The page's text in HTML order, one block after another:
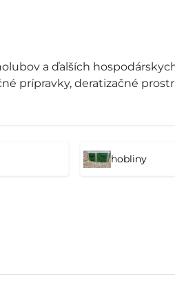
a ďalších
prípravky, deratizačné
a jednoduchšiu
hobliny